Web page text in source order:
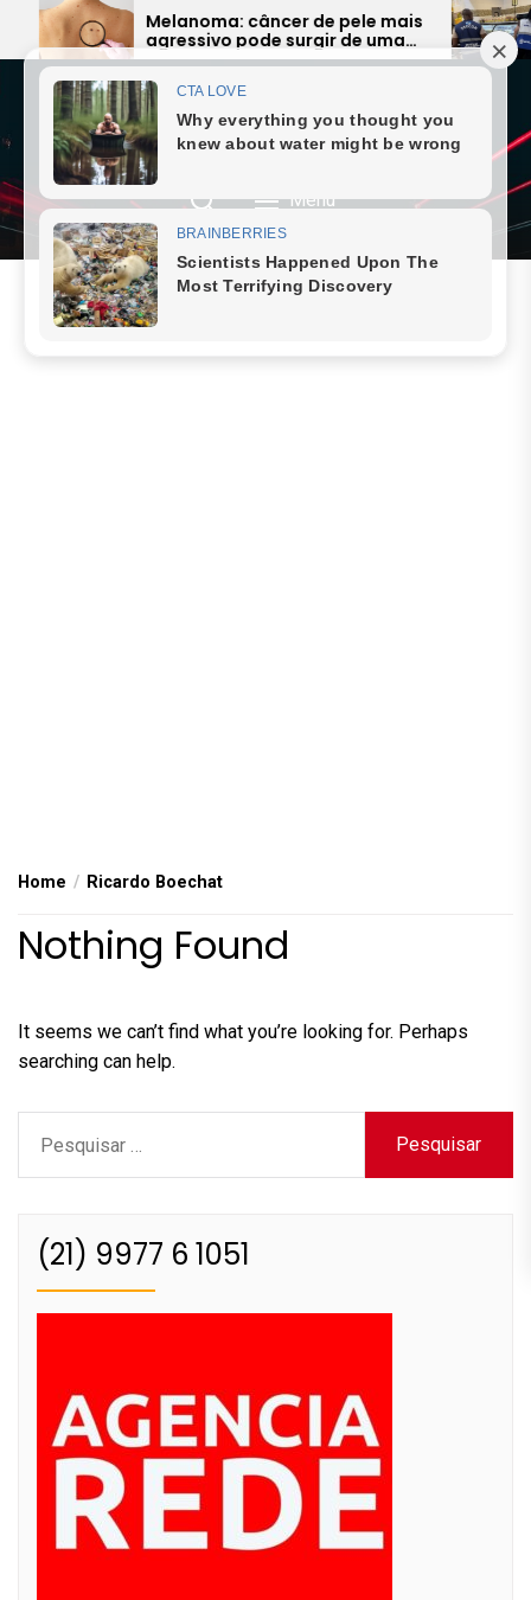
content
Melanoma: câncer de pele mais
agressivo pode surgir de uma
simples pinta e preocupa
especialistas
JORNAL SAQUAREMA
Menu
Home Ricardo Boechat
Nothing Found
It seems we can’t find what you’re looking for. Perhaps
searching can help.
por:
(21) 9977 6 1051